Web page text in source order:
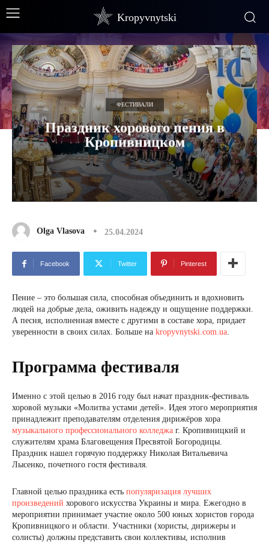
Kropyvnytski
ФЕСТИВАЛИ
Праздник хорового пения в
Кропивницком
Olga Vlasova 25.04.2024
Facebook Twitter Pinterest
Пение – это большая сила, способная объединить и вдохновить
людей на добрые дела, оживить надежду и ощущение поддержки.
А песня, исполненная вместе с другими в составе хора, придает
уверенности в своих силах. Больше на kropyvnytski.com.ua.
Программа фестиваля
Именно с этой целью в 2016 году был начат праздник-фестиваль
хоровой музыки «Молитва устами детей». Идея этого мероприятия
принадлежит преподавателям отделения дирижёров хора
музыкального профессионального колледжа г. Кропивницкий и
служителям храма Благовещения Пресвятой Богородицы.
Праздник нашел горячую поддержку Николая Витальевича
Лысенко, почетного гостя фестиваля.
Главной целью праздника есть популяризация лучших
произведений хорового искусства Украины и мира. Ежегодно в
мероприятии принимает участие около 500 юных хористов города
Кропивницкого и области. Участники (хористы, дирижеры и
солисты) должны представить свои коллективы, исполнив